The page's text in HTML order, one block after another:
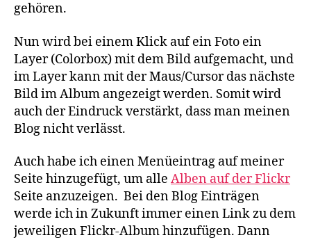
gehören.
Nun wird bei einem Klick auf ein Foto ein
Layer (Colorbox) mit dem Bild aufgemacht, und
im Layer kann mit der Maus/Cursor das nächste
Bild im Album angezeigt werden. Somit wird
auch der Eindruck verstärkt, dass man meinen
Blog nicht verlässt.
Auch habe ich einen Menüeintrag auf meiner
Seite hinzugefügt, um alle Alben auf der Flickr
Seite anzuzeigen. Bei den Blog Einträgen
werde ich in Zukunft immer einen Link zu dem
jeweiligen Flickr-Album hinzufügen. Dann